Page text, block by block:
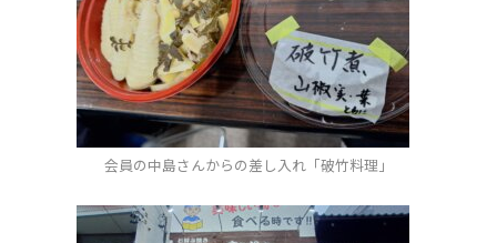
会員の中島さんからの差し入れ「破竹料理」